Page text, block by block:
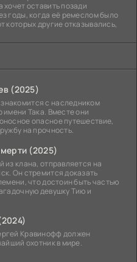
оставить позади
годы, когда её ремеслом было
которых другие отказывались,
(2025)
с наследником
имени Така. Вместе они
опасное путешествие,
на прочность.
(2025)
из клана, отправляется на
Он стремится доказать
что достоин быть частью
девушку Тию и
Кравинофф должен
охотник в мире.